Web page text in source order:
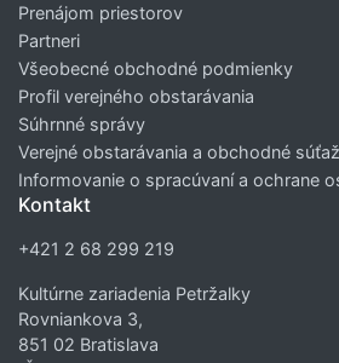
Prenájom priestorov
Partneri
Všeobecné obchodné podmienky
Profil verejného obstarávania
Súhrnné správy
Verejné obstarávania a obchodné
Informovanie o spracúvaní a ochrane
Kontakt
+421 2 68 299 219
Kultúrne zariadenia Petržalky
Rovniankova 3,
851 02 Bratislava